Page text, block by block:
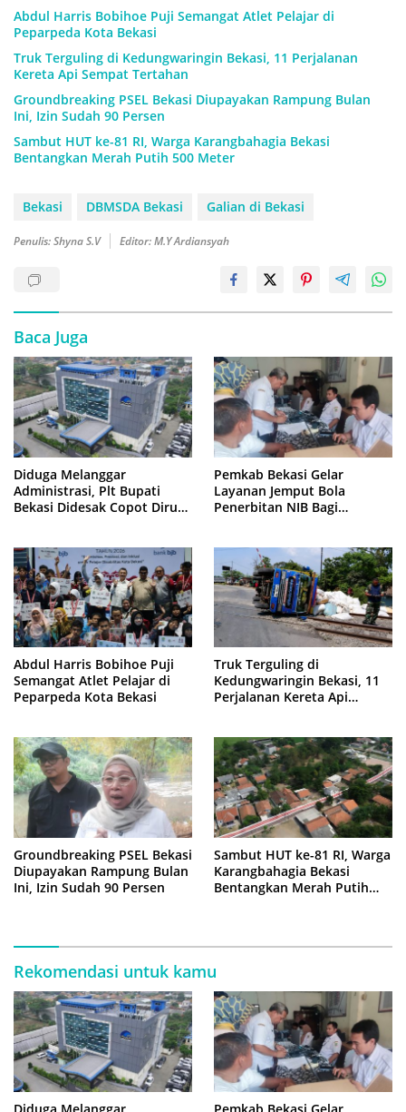
Abdul Harris Bobihoe Puji Semangat Atlet Pelajar di
Peparpeda Kota Bekasi
Truk Terguling di Kedungwaringin Bekasi, 11 Perjalanan
Kereta Api Sempat Tertahan
Groundbreaking PSEL Bekasi Diupayakan Rampung Bulan
Ini, Izin Sudah 90 Persen
Sambut HUT ke-81 RI, Warga Karangbahagia Bekasi
Bentangkan Merah Putih 500 Meter
Bekasi DBMSDA Bekasi Galian di Bekasi
Penulis: Shyna S.V Editor: M.Y Ardiansyah
Baca Juga
Diduga Melanggar
Administrasi, Plt Bupati
Bekasi Didesak Copot Dirum
Pemkab Bekasi Gelar
Layanan Jemput Bola
Penerbitan NIB Bagi
Abdul Harris Bobihoe Puji
Semangat Atlet Pelajar di
Peparpeda Kota Bekasi
Truk Terguling di
Kedungwaringin Bekasi, 11
Perjalanan Kereta Api
Groundbreaking PSEL Bekasi
Diupayakan Rampung Bulan
Ini, Izin Sudah 90 Persen
Sambut HUT ke-81 RI, Warga
Karangbahagia Bekasi
Bentangkan Merah Putih
Rekomendasi untuk kamu